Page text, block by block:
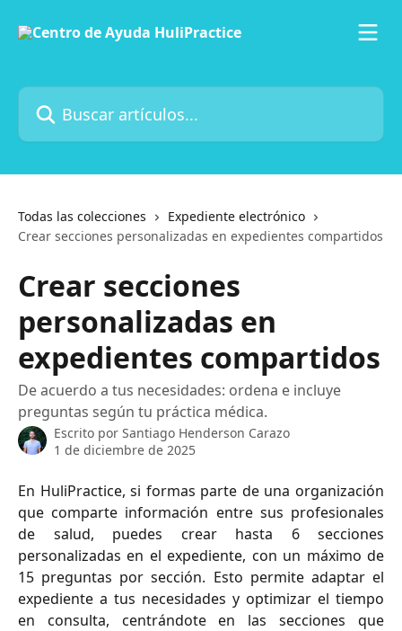
Buscar artículos...
Todas las colecciones
Expediente electrónico
Crear secciones personalizadas en expedientes compartidos
Crear secciones
personalizadas en
expedientes compartidos
De acuerdo a tus necesidades: ordena e incluye
preguntas según tu práctica médica.
Escrito por Santiago Henderson Carazo
1 de diciembre de 2025
En HuliPractice, si formas parte de una organización
que comparte información entre sus profesionales
de salud, puedes crear hasta 6 secciones
personalizadas en el expediente, con un máximo de
15 preguntas por sección. Esto permite adaptar el
expediente a tus necesidades y optimizar el tiempo
en consulta, centrándote en las secciones que